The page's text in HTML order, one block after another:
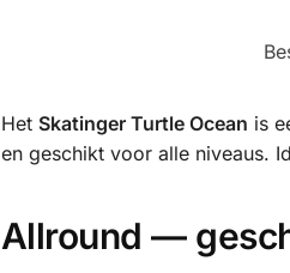
Het Skatinger Turtle Ocean is
en geschikt voor alle niveaus.
Allround —